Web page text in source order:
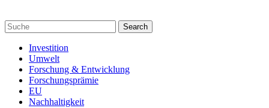
Investition
Umwelt
Forschung & Entwicklung
Forschungsprämie
EU
Nachhaltigkeit